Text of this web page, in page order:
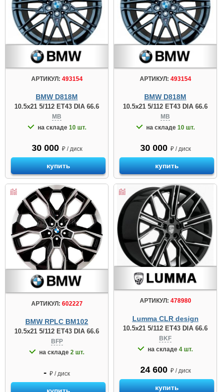
АРТИКУЛ: 493154
BMW D818M
10.5x21 5/112 ET43 DIA 66.6
MB
на складе 10 шт.
30 000 ₽ / диск
купить
АРТИКУЛ: 493154
BMW D818M
10.5x21 5/112 ET43 DIA 66.6
MB
на складе 10 шт.
30 000 ₽ / диск
купить
АРТИКУЛ: 602227
BMW RPLC BM102
10.5x21 5/112 ET43 DIA 66.6
BFP
на складе 2 шт.
- ₽ / диск
купить
АРТИКУЛ: 478980
Lumma CLR design
10.5x21 5/112 ET43 DIA 66.6
BKF
на складе 4 шт.
24 600 ₽ / диск
купить